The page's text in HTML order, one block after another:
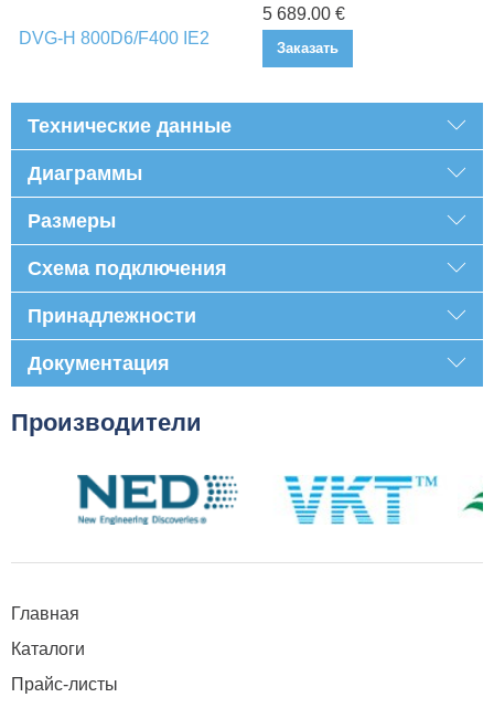
DVG-H 800D6/F400 IE2
5 689.00 €
Заказать
Технические данные
Диаграммы
Размеры
Схема подключения
Принадлежности
Документация
Производители
Главная
Каталоги
Прайс-листы